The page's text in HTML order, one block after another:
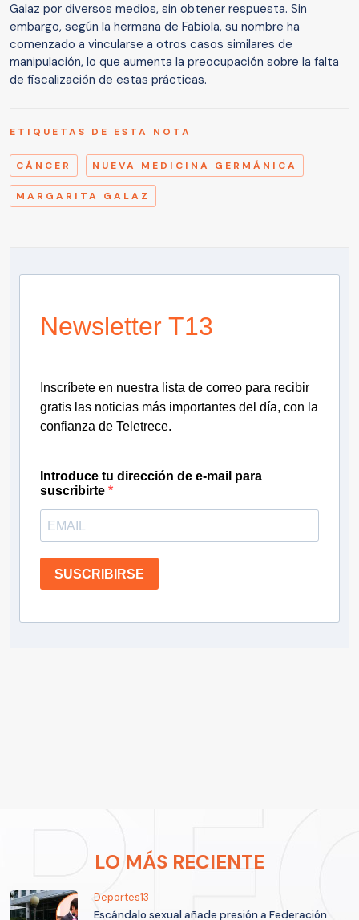
Galaz por diversos medios, sin obtener respuesta. Sin
embargo, según la hermana de Fabiola, su nombre ha
comenzado a vincularse a otros casos similares de
manipulación, lo que aumenta la preocupación sobre la falta
de fiscalización de estas prácticas.
ETIQUETAS DE ESTA NOTA
CÁNCER NUEVA MEDICINA GERMÁNICA
MARGARITA GALAZ
Newsletter T13
Inscríbete en nuestra lista de correo para recibir
gratis las noticias más importantes del día, con la
confianza de Teletrece.
Introduce tu dirección de e-mail para
suscribirte
SUSCRIBIRSE
LO MÁS RECIENTE
Deportes13
Escándalo sexual añade presión a Federación